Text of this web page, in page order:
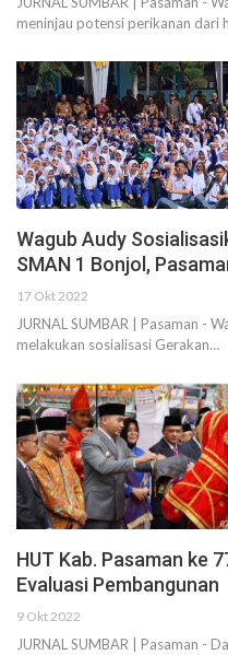
meninjau potensi perikanan dari
Wagub Audy
SMAN 1 Bonjol,
17 Okt 2022
JURNAL SUMBAR | Pasaman -
melakukan sosialisasi Gerakan…
HUT Kab. Pasaman ke
Evaluasi Pembangunan
9 Okt 2022
JURNAL SUMBAR | Pasaman -